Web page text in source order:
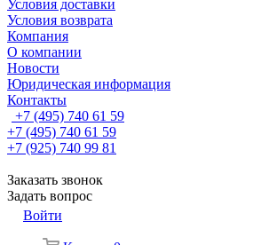
Условия доставки
Условия возврата
Компания
О компании
Новости
Юридическая информация
Контакты
+7 (495) 740 61 59
+7 (495) 740 61 59
+7 (925) 740 99 81
Заказать звонок
Задать вопрос
Войти